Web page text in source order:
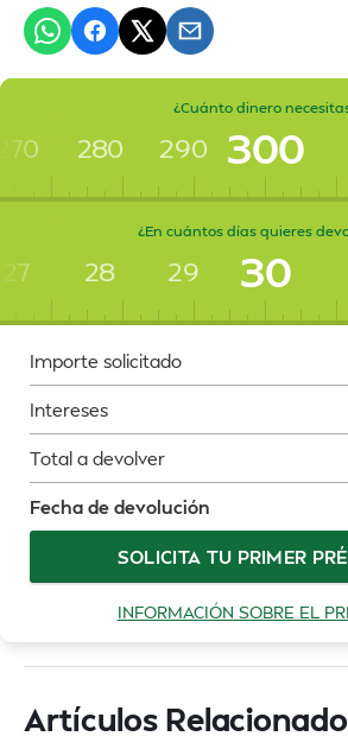
¿Cuánto dinero
280 290 300
¿En cuántos días quieres
27 28 29 30
Importe solicitado
Intereses
Total a devolver
Fecha de devolución
SOLICITA TU PRIMER
INFORMACIÓN SOBRE EL
Artículos